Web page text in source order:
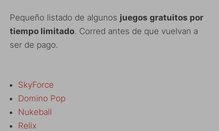
Pequeño listado de algunos juegos gratuitos por
tiempo limitado. Corred antes de que vuelvan a
ser de pago.
SkyForce
Domino Pop
Nukeball
Relix